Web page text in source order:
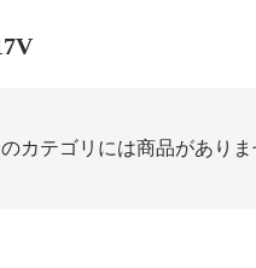
のカテゴリには商品があり